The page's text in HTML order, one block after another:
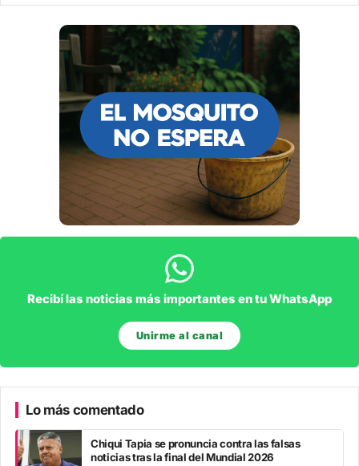
Recibí las noticias más importantes en tu WhatsApp
Unirme al canal
Lo más comentado
Chiqui Tapia se pronuncia contra las falsas
noticias tras la final del Mundial 2026